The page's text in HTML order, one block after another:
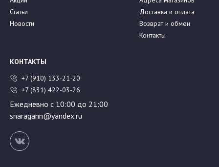
Статьи
Новости
Доставка и оплата
Возврат и обмен
Контакты
КОНТАКТЫ
+7 (910) 133-21-20
+7 (831) 422-03-26
Ежедневно с 10:00 до 21:00
snaragann@yandex.ru